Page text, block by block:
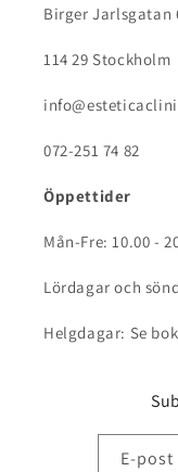
Birger Jarlsgatan
114 29 Stockholm
072-251 74 82
Öppettider
Mån-Fre: 10.00 -
Lördagar och
Helgdagar: Se
E-post